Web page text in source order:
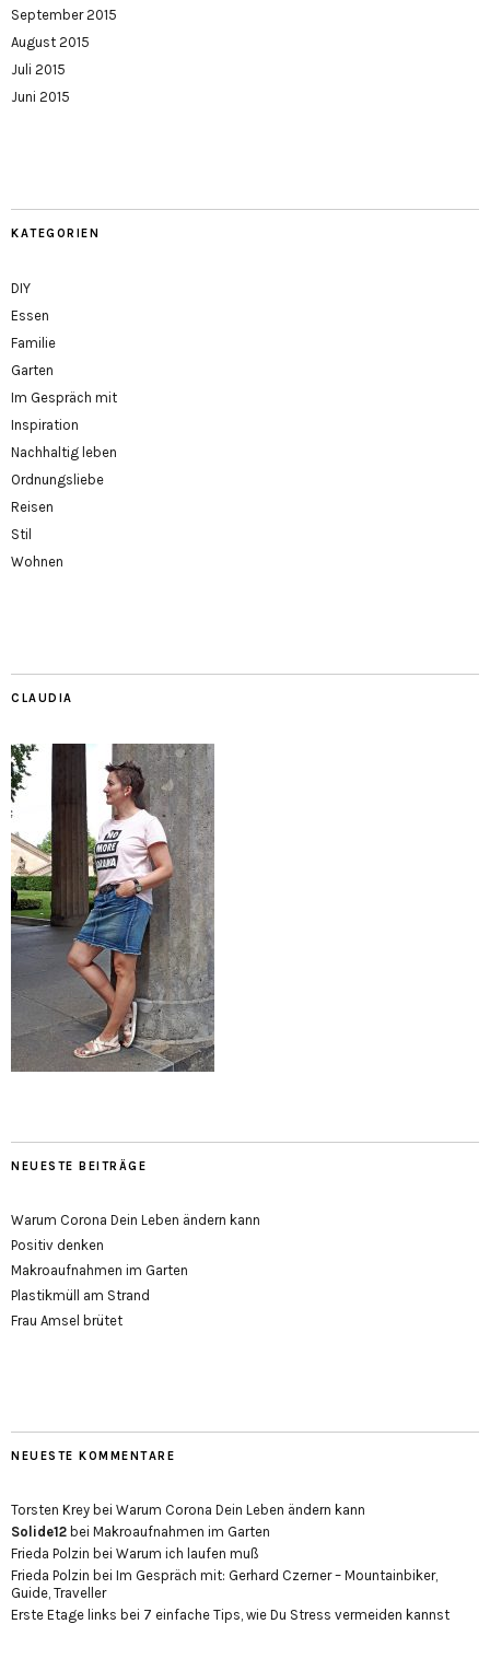
September 2015
August 2015
Juli 2015
Juni 2015
KATEGORIEN
DIY
Essen
Familie
Garten
Im Gespräch mit
Inspiration
Nachhaltig leben
Ordnungsliebe
Reisen
Stil
Wohnen
CLAUDIA
NEUESTE BEITRÄGE
Warum Corona Dein Leben ändern kann
Positiv denken
Makroaufnahmen im Garten
Plastikmüll am Strand
Frau Amsel brütet
NEUESTE KOMMENTARE
Torsten Krey bei Warum Corona Dein Leben ändern kann
Solide12 bei Makroaufnahmen im Garten
Frieda Polzin bei Warum ich laufen muß
Frieda Polzin bei Im Gespräch mit: Gerhard Czerner – Mountainbiker,
Guide, Traveller
Erste Etage links bei 7 einfache Tips, wie Du Stress vermeiden kannst